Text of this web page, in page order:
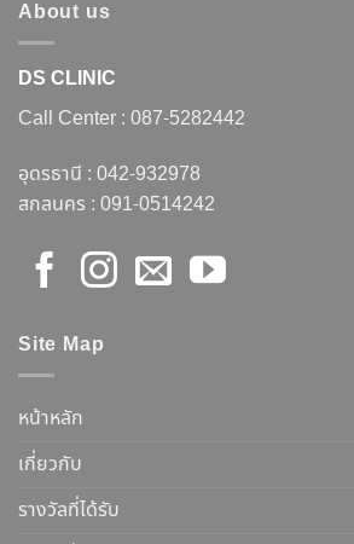
About us
DS CLINIC
Call Center : 087-5282442
อุดรธานี : 042-932978
สกลนคร : 091-0514242
Site Map
หน้าหลัก
เกี่ยวกับ
รางวัลที่ได้รับ